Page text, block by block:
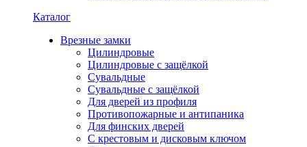
Каталог
Врезные замки
Цилиндровые
Цилиндровые с защёлкой
Сувальдные
Сувальдные с защёлкой
Для дверей из профиля
Противопожарные и антипаника
Для финских дверей
С крестовым и дисковым ключом